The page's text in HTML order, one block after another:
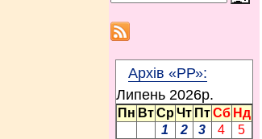
Архів «РР»:
Липень 2026p.
Пн Вт Ср Чт Пт Сб Нд
1
2 3 4
5